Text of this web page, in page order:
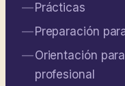
Prácticas
Preparación
Orientación
profesional